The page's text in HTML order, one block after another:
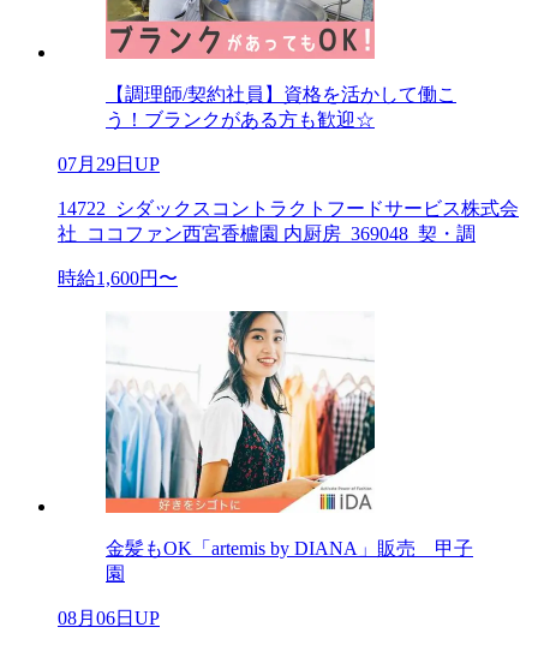
【調理師/契約社員】資格を活かして働こ
う！ブランクがある方も歓迎☆
07月29日UP
14722_シダックスコントラクトフードサービス株式会
社_ココファン西宮香櫨園 内厨房_369048_契・調
時給1,600円〜
金髪もOK「artemis by DIANA」販売 甲子
園
08月06日UP